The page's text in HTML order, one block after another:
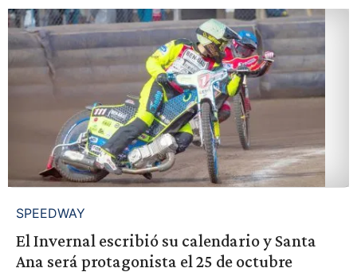
SPEEDWAY
El Invernal escribió su calendario y Santa
Ana será protagonista el 25 de octubre